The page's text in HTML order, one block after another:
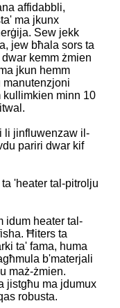
affidabbli,
ma jkunx
Sew jekk
jew bħala sors ta
kemm żmien
jkun hemm
manutenzjoni
kullimkien minn 10
li jinfluwenzaw il-
pariri dwar kif
'heater tal-pitrolju
idum heater tal-
Ħiters ta
ta' fama, huma
b'materjali
maż-żmien.
jistgħu ma jdumux
robusta.